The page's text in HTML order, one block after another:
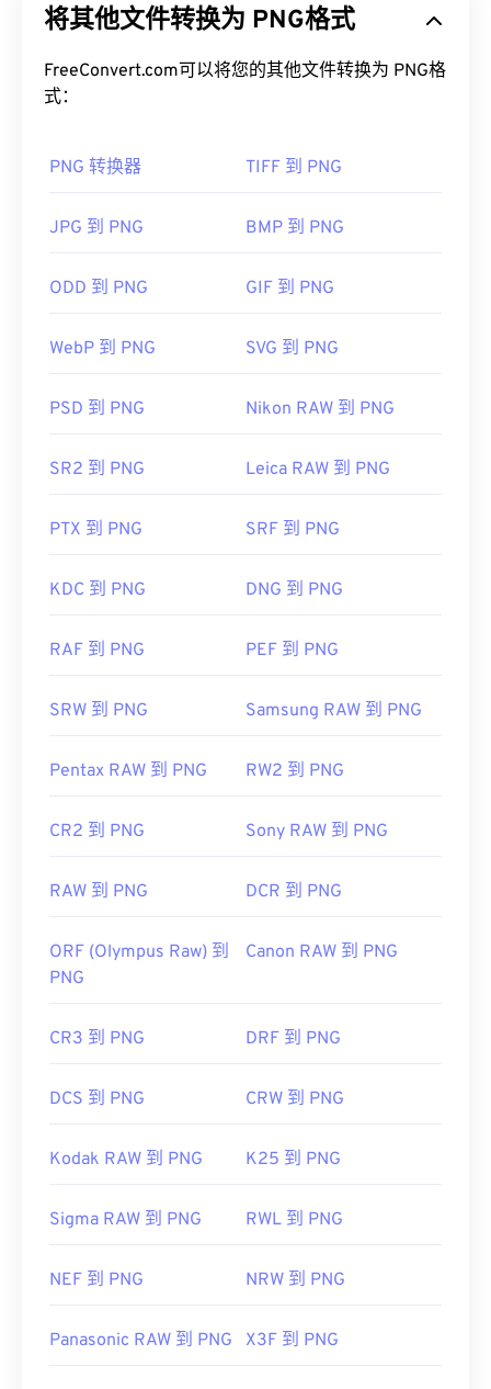
如何打开 DJVU 文件？
打开DjVu文件需要一个特殊的软件程序。您必须将
此软件下载到您的电脑上，但幸运的是，它是免费
换为PDF格式，大多数用户对此更为熟悉。
件。跨平台转换器包括
DjVu 转 PDF。此外，还有一
个程序名为 DjVu Converter。
首次发行：1996年
https://www.lifewire.com/djvu-file-2620674
RGB或RGBA颜色，并支持透明度，非常适合用于图
如，尝试我们的GIF 转 APNG）。使用 PNG 的优势
包括：此外，PNG 是一种采用
如何打开 PNG 文件？
通常，PNG 文件会在操作系统的默认图像查看器中
如果您在打开 PNG 文件时遇到问题，请使用我们的
GIMP 或 Adob​​e Photoshop 等其他程序也可用于打开
大，因此将其添加到网页时请务必小心。PNG 文件
的一个有趣功能是能够在图像中创建透明度，尤其是
开发者：巴布亚新几内亚发展集团
有用的链接：
LifeWire 关于 PNG 的文章
相关PNG工具：
将其他文件转换为 PNG格式
FreeConvert.com可以将您的其他文件转换为 PNG格
式：
PNG 转换器 TIFF 到 PNG
JPG 到 PNG BMP 到 PNG
ODD 到 PNG GIF 到 PNG
WebP 到 PNG SVG 到 PNG
PSD 到 PNG Nikon RAW 到 PNG
SR2 到 PNG Leica RAW 到 PNG
PTX 到 PNG SRF 到 PNG
KDC 到 PNG DNG 到 PNG
RAF 到 PNG PEF 到 PNG
SRW 到 PNG Samsung RAW 到 PNG
Pentax RAW 到 PNG RW2 到 PNG
CR2 到 PNG Sony RAW 到 PNG
RAW 到 PNG DCR 到 PNG
ORF (Olympus Raw) 到
PNG
Canon RAW 到 PNG
CR3 到 PNG DRF 到 PNG
DCS 到 PNG CRW 到 PNG
Kodak RAW 到 PNG K25 到 PNG
Sigma RAW 到 PNG RWL 到 PNG
NEF 到 PNG NRW 到 PNG
Panasonic RAW 到 PNG X3F 到 PNG